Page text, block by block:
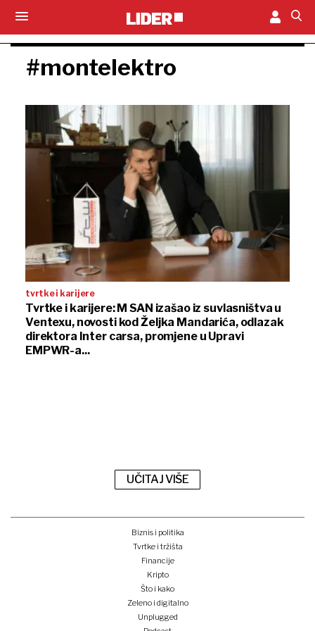
#montelektro
tvrtke i karijere
Tvrtke i karijere: M SAN izašao iz suvlasništva u
Ventexu, novosti kod Željka Mandarića, odlazak
direktora Inter carsa, promjene u Upravi
EMPWR-a...
UČITAJ VIŠE
Biznis i politika
Tvrtke i tržišta
Financije
Kripto
Što i kako
Zeleno i digitalno
Unplugged